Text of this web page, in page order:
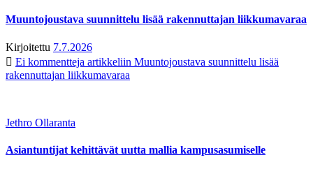
Muuntojoustava suunnittelu lisää rakennuttajan liikkumavaraa
Kirjoitettu 7.7.2026
Ei kommentteja artikkeliin Muuntojoustava suunnittelu lisää
rakennuttajan liikkumavaraa
Jethro Ollaranta
Asiantuntijat kehittävät uutta mallia kampusasumiselle